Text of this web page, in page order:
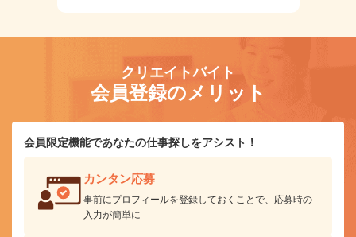
クリエイトバイト
会員登録のメリット
会員限定機能であなたの仕事探しをアシスト！
カンタン応募
事前にプロフィールを登録しておくことで、応募時の
入力が簡単に